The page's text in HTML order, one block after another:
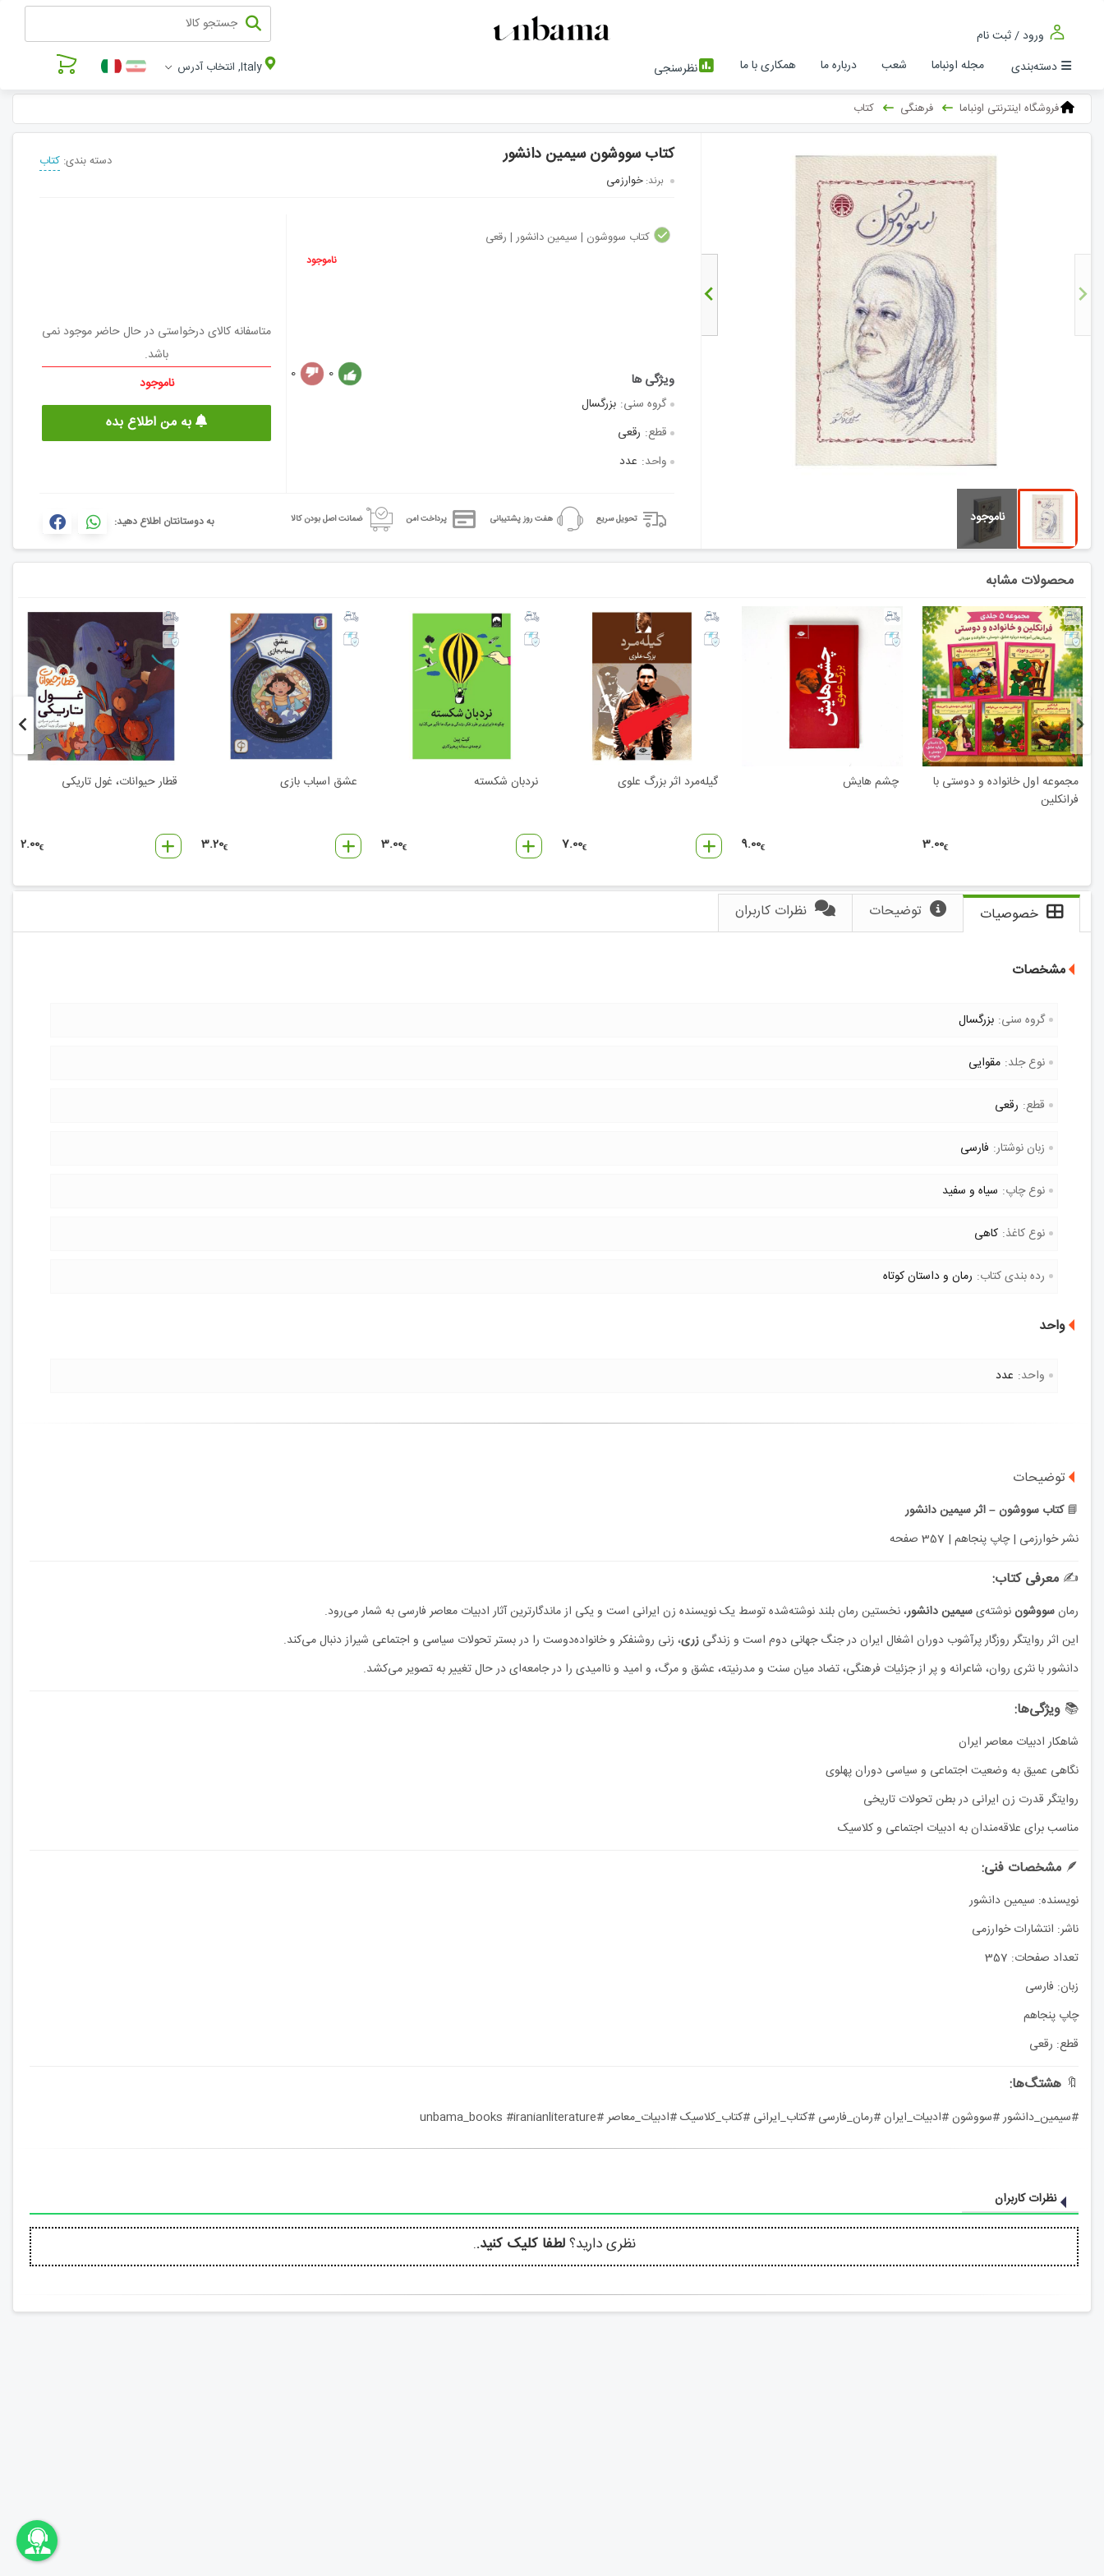
ورود / ثبت نام
دسته‌بندی
مجله اونباما شعب درباره ما همکاری با ما نظرسنجی Italy, انتخاب آدرس
فروشگاه اینترنتی اونباما فرهنگی کتاب
کتاب سووشون سیمین دانشور
برند:خوارزمی
دسته بندی: کتاب
کتاب سووشون | سیمین دانشور | رقعی
ناموجود
گروه سنی: بزرگسال
قطع: رقعی
واحد: عدد
0
0
متاسفانه کالای درخواستی در حال حاضر موجود نمی
باشد.
ناموجود
به من اطلاع بده
تحویل سریع هفت روز پشتیبانی پرداخت امن ضمانت اصل بودن کالا به دوستانتان اطلاع دهید:
محصولات مشابه
مجموعه اول خانواده و دوستی با
فرانکلین
3.00€
چشم هایش
9.00€
گیله‌مرد اثر بزرگ علوی
7.00€
نردبان شکسته
3.00€
عشق اسباب بازی
3.20€
قطار حیوانات، غول تاریکی
2.00€
خصوصیات توضیحات نظرات کاربران
مشخصات
گروه سنی: بزرگسال
نوع جلد: مقوایی
قطع: رقعی
زبان نوشتار: فارسی
نوع چاپ: سیاه و سفید
نوع کاغذ: کاهی
رده بندی کتاب: رمان و داستان کوتاه
واحد
واحد: عدد
توضیحات
📘کتاب سووشون – اثر سیمین دانشور
نشر خوارزمی | چاپ پنجاهم | 357 صفحه
✍️ معرفی کتاب:
رمانسووشوننوشته‌یسیمین دانشور، نخستین رمان بلند نوشته‌شده توسط یک نویسنده زن ایرانی است و یکی از ماندگارترین آثار ادبیات معاصر فارسی به شمار می‌رود.
این اثر روایتگر روزگار پرآشوب دوران اشغال ایران در جنگ جهانی دوم است و زندگی زری، زنی روشنفکر و خانواده‌دوست را در بستر تحولات سیاسی و اجتماعی شیراز دنبال می‌کند.
دانشور با نثری روان، شاعرانه و پر از جزئیات فرهنگی، تضاد میان سنت و مدرنیته، عشق و مرگ، و امید و ناامیدی را در جامعه‌ای در حال تغییر به تصویر می‌کشد.
📚 ویژگی‌ها:
شاهکار ادبیات معاصر ایران
نگاهی عمیق به وضعیت اجتماعی و سیاسی دوران پهلوی
روایتگر قدرت زن ایرانی در بطن تحولات تاریخی
مناسب برای علاقه‌مندان به ادبیات اجتماعی و کلاسیک
🪶 مشخصات فنی:
نویسنده: سیمین دانشور
ناشر: انتشارات خوارزمی
تعداد صفحات: 357
زبان: فارسی
چاپ پنجاهم
قطع: رقعی
🔖 هشتگ‌ها:
#سیمین_دانشور #سووشون #ادبیات_ایران #رمان_فارسی #کتاب_ایرانی #کتاب_کلاسیک #ادبیات_معاصر #unbama_books #iranianliterature
نظرات کاربران
نظری دارید؟لطفا کلیک کنید..